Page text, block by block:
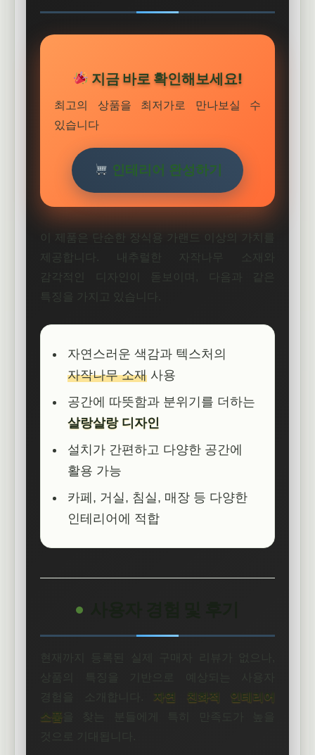
지금 바로 확인해보세요!
최고의 상품을 최저가로 만나보실 수
있습니다
인테리어 완성하기
이 제품은 단순한 장식용 가랜드 이상의 가치를
제공합니다. 내추럴한 자작나무 소재와
감각적인 디자인이 돋보이며, 다음과 같은
특징을 가지고 있습니다.
자연스러운 색감과 텍스처의
자작나무 소재 사용
공간에 따뜻함과 분위기를 더하는
살랑살랑 디자인
설치가 간편하고 다양한 공간에
활용 가능
카페, 거실, 침실, 매장 등 다양한
인테리어에 적합
현재까지 등록된 실제 구매자 리뷰가 없으나,
자연 친화적 인테리어
소품